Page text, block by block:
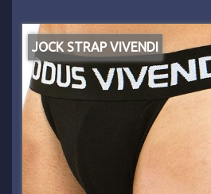
JOCK STRAP VIVENDI